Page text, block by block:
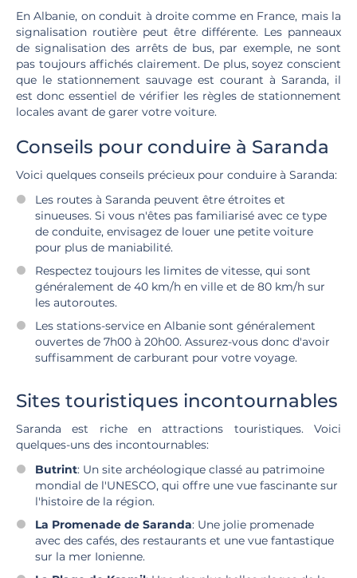
En Albanie, on conduit à droite comme en France, mais la
signalisation routière peut être différente. Les panneaux
de signalisation des arrêts de bus, par exemple, ne sont
pas toujours affichés clairement. De plus, soyez conscient
que le stationnement sauvage est courant à Saranda, il
est donc essentiel de vérifier les règles de stationnement
locales avant de garer votre voiture.
Conseils pour conduire à Saranda
Voici quelques conseils précieux pour conduire à Saranda:
Les routes à Saranda peuvent être étroites et
sinueuses. Si vous n'êtes pas familiarisé avec ce type
de conduite, envisagez de louer une petite voiture
pour plus de maniabilité.
Respectez toujours les limites de vitesse, qui sont
généralement de 40 km/h en ville et de 80 km/h sur
les autoroutes.
Les stations-service en Albanie sont généralement
ouvertes de 7h00 à 20h00. Assurez-vous donc d'avoir
suffisamment de carburant pour votre voyage.
Sites touristiques incontournables
Saranda est riche en attractions touristiques. Voici
quelques-uns des incontournables:
Butrint: Un site archéologique classé au patrimoine
mondial de l'UNESCO, qui offre une vue fascinante sur
l'histoire de la région.
La Promenade de Saranda: Une jolie promenade
avec des cafés, des restaurants et une vue fantastique
sur la mer Ionienne.